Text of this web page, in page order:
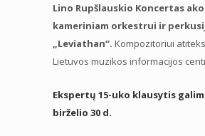
Lino Rupšlauskio Koncertas
kameriniam orkestrui ir
„Leviathan“. Kompozitoriui
Lietuvos muzikos informacijos
Ekspertų 15-uko klausytis
birželio 30 d.